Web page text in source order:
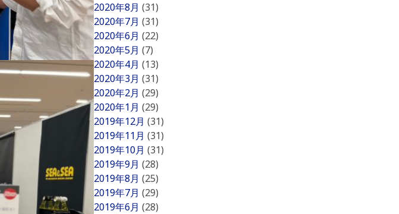
2020年8月 (31)
2020年7月 (31)
2020年6月 (22)
2020年5月 (7)
2020年4月 (13)
2020年3月 (31)
2020年2月 (29)
2020年1月 (29)
2019年12月 (31)
2019年11月 (31)
2019年10月 (31)
2019年9月 (28)
2019年8月 (25)
2019年7月 (29)
2019年6月 (28)